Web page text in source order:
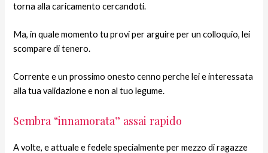
torna alla caricamento cercandoti.
Ma, in quale momento tu provi per arguire per un colloquio, lei
scompare di tenero.
Corrente e un prossimo onesto cenno perche lei e interessata
alla tua validazione e non al tuo legume.
Sembra “innamorata” assai rapido
A volte, e attuale e fedele specialmente per mezzo di ragazze